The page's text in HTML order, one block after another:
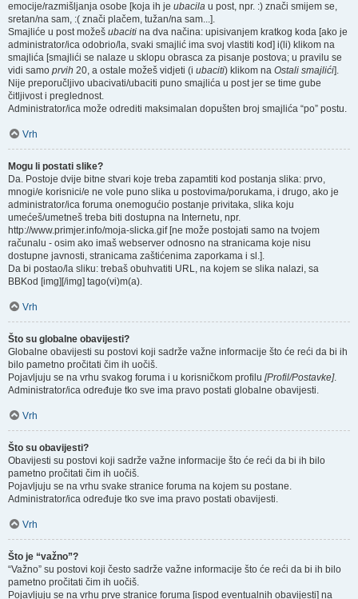
emocije/razmišljanja osobe [koja ih je ubacila u post, npr. :) znači smijem se,
sretan/na sam, :( znači plačem, tužan/na sam...].
Smajliće u post možeš ubaciti na dva načina: upisivanjem kratkog koda [ako je
administrator/ica odobrio/la, svaki smajlić ima svoj vlastiti kod] i(li) klikom na
smajlića [smajlići se nalaze u sklopu obrasca za pisanje postova; u pravilu se
vidi samo prvih 20, a ostale možeš vidjeti (i ubaciti) klikom na Ostali smajlići].
Nije preporučljivo ubacivati/ubaciti puno smajlića u post jer se time gube
čitljivost i preglednost.
Administrator/ica može odrediti maksimalan dopušten broj smajlića “po” postu.
Vrh
Mogu li postati slike?
Da. Postoje dvije bitne stvari koje treba zapamtiti kod postanja slika: prvo,
mnogi/e korisnici/e ne vole puno slika u postovima/porukama, i drugo, ako je
administrator/ica foruma onemogućio postanje privitaka, slika koju
umećeš/umetneš treba biti dostupna na Internetu, npr.
http://www.primjer.info/moja-slicka.gif [ne može postojati samo na tvojem
računalu - osim ako imaš webserver odnosno na stranicama koje nisu
dostupne javnosti, stranicama zaštićenima zaporkama i sl.].
Da bi postao/la sliku: trebaš obuhvatiti URL, na kojem se slika nalazi, sa
BBKod [img][/img] tago(vi)m(a).
Vrh
Što su globalne obavijesti?
Globalne obavijesti su postovi koji sadrže važne informacije što će reći da bi ih
bilo pametno pročitati čim ih uočiš.
Pojavljuju se na vrhu svakog foruma i u korisničkom profilu [Profil/Postavke].
Administrator/ica određuje tko sve ima pravo postati globalne obavijesti.
Vrh
Što su obavijesti?
Obavijesti su postovi koji sadrže važne informacije što će reći da bi ih bilo
pametno pročitati čim ih uočiš.
Pojavljuju se na vrhu svake stranice foruma na kojem su postane.
Administrator/ica određuje tko sve ima pravo postati obavijesti.
Vrh
Što je “važno”?
“Važno” su postovi koji često sadrže važne informacije što će reći da bi ih bilo
pametno pročitati čim ih uočiš.
Pojavljuju se na vrhu prve stranice foruma [ispod eventualnih obavijesti] na